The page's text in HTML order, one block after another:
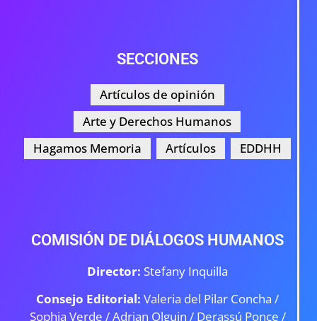
SECCIONES
Artículos de opinión
Arte y Derechos Humanos
Hagamos Memoria
Artículos EDDHH
COMISIÓN DE DIÁLOGOS HUMANOS
Director: Stefany Inquilla
Consejo Editorial: Valeria del Pilar Concha /
Sophia Verde /Adrian Olguin / Derassú Ponce /